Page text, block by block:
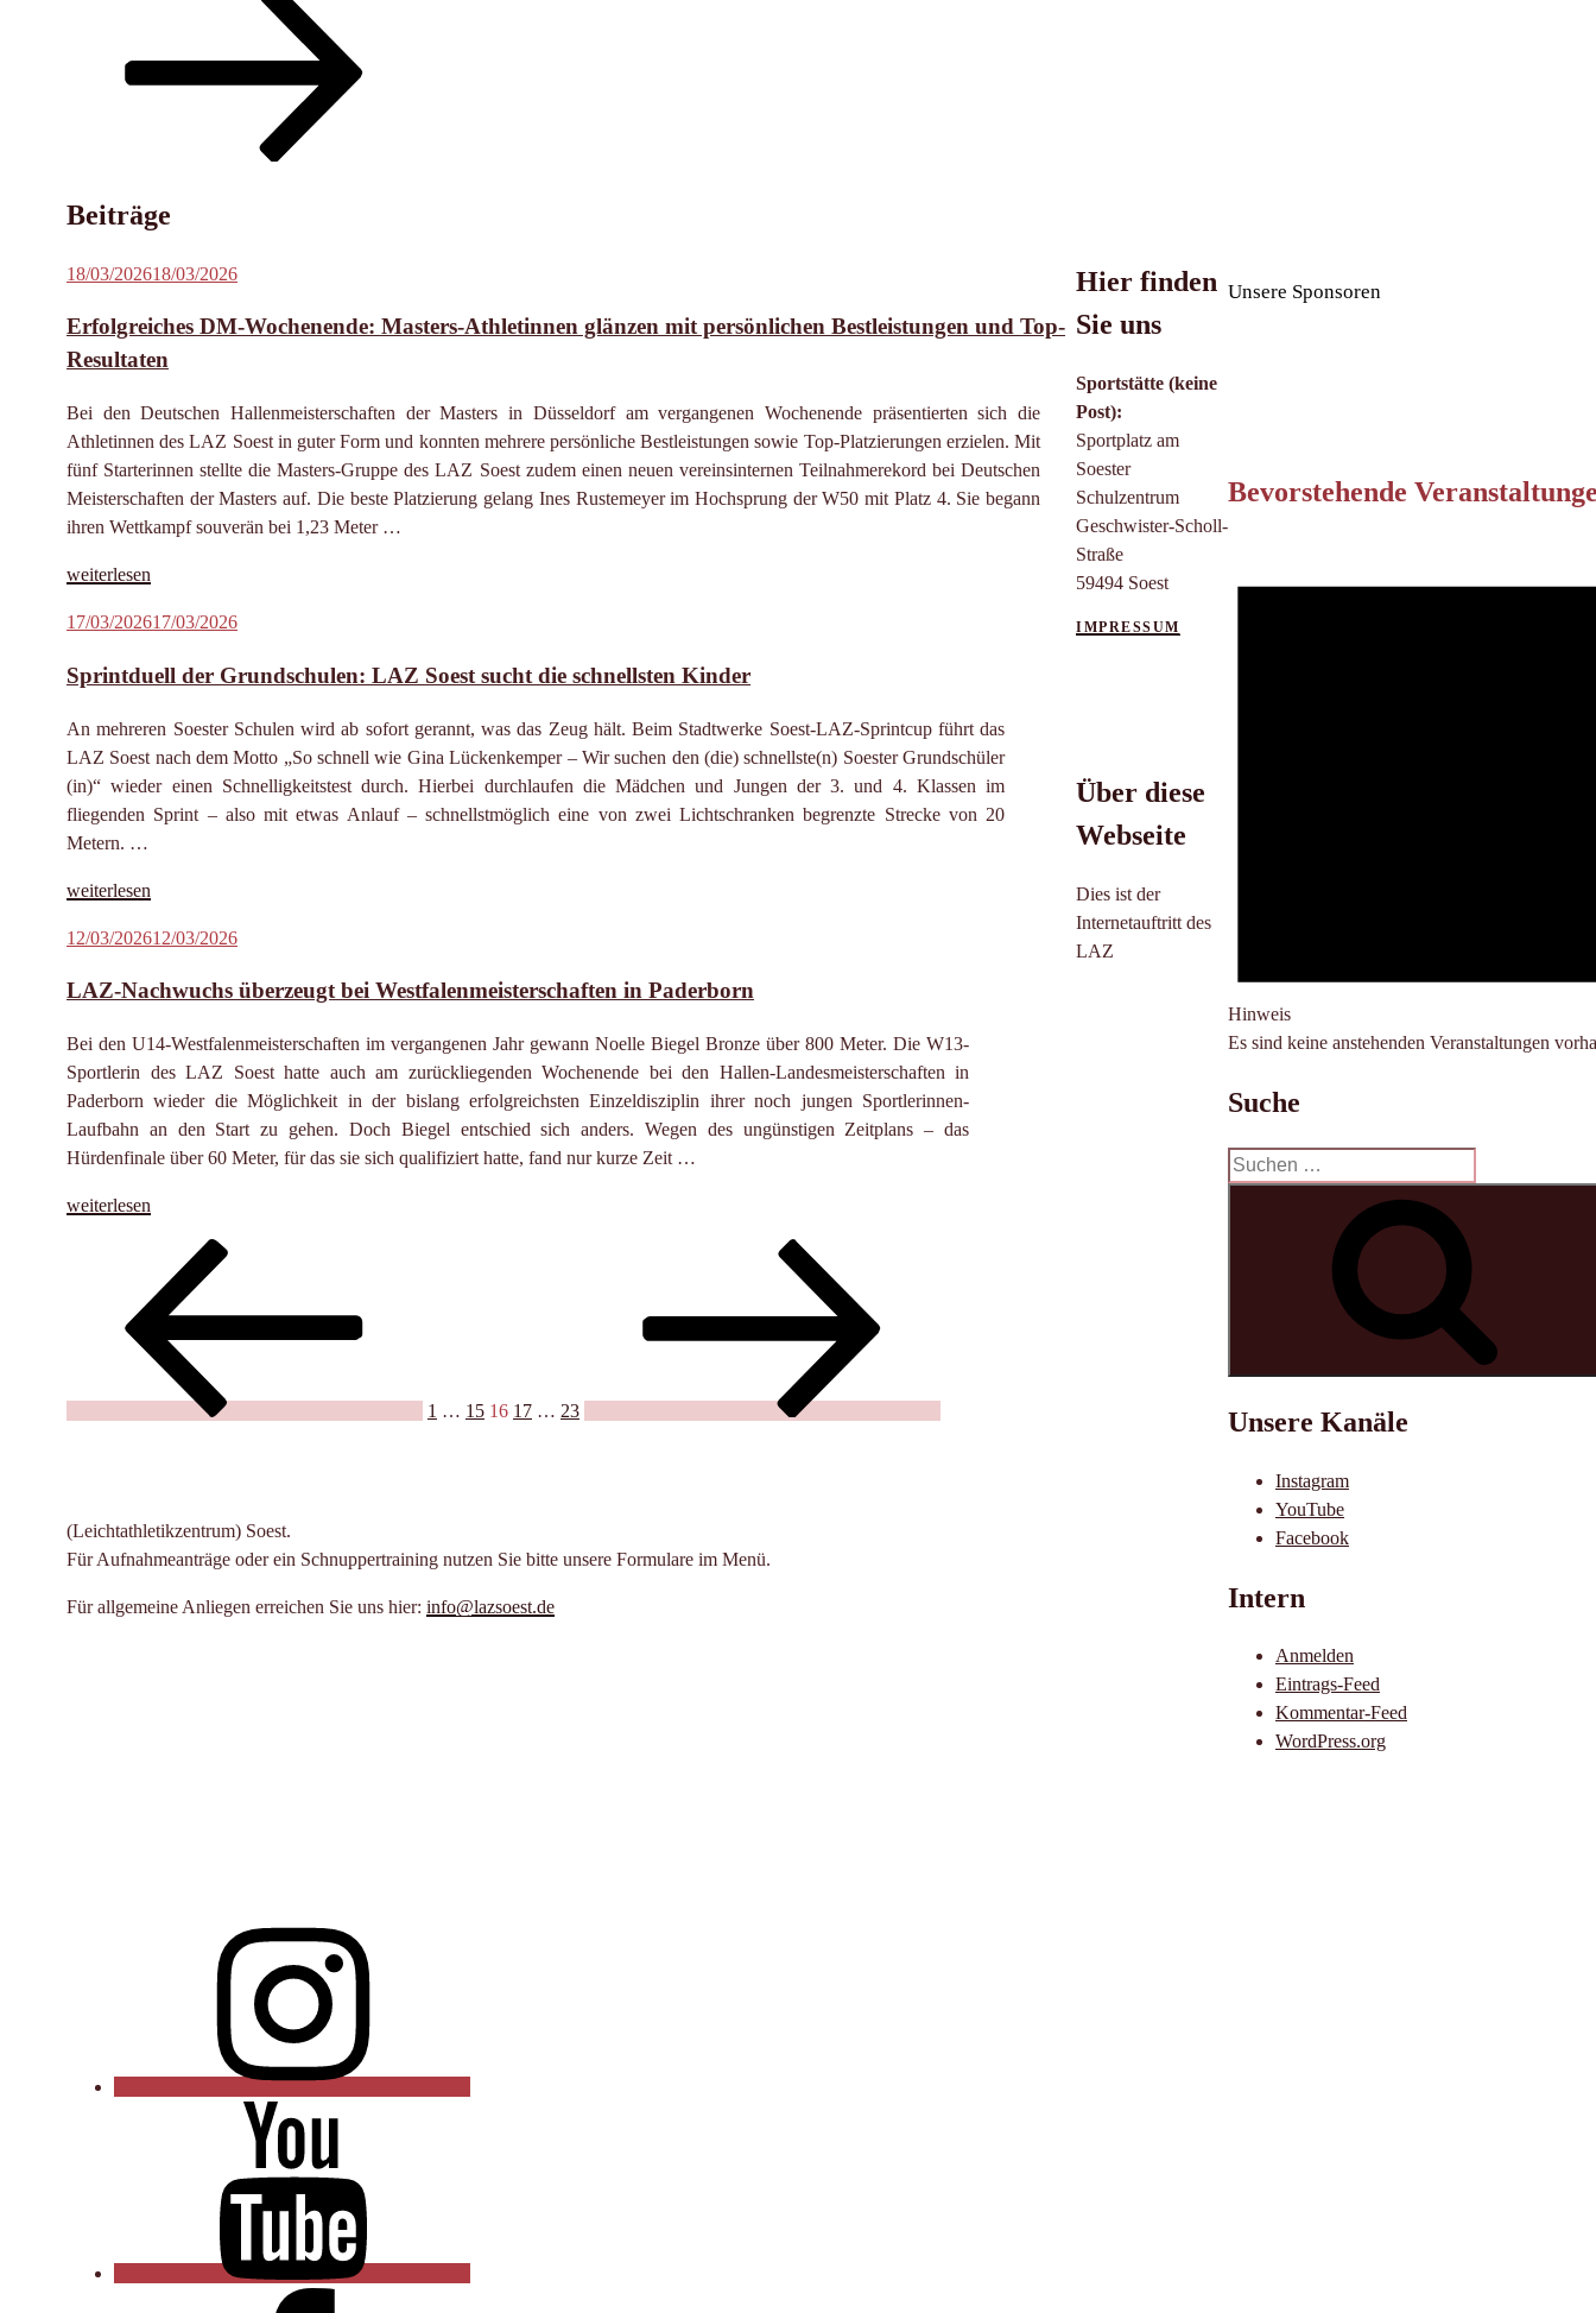
Beiträge
Veröffentlicht
18/03/202618/03/2026
Erfolgreiches DM-Wochenende: Masters-Athletinnen glänzen mit persönlichen Bestleistungen und Top-
Resultaten
Bei den Deutschen Hallenmeisterschaften der Masters in Düsseldorf am vergangenen Wochenende präsentierten sich die
Athletinnen des LAZ Soest in guter Form und konnten mehrere persönliche Bestleistungen sowie Top-Platzierungen erzielen. Mit
fünf Starterinnen stellte die Masters-Gruppe des LAZ Soest zudem einen neuen vereinsinternen Teilnahmerekord bei Deutschen
Meisterschaften der Masters auf. Die beste Platzierung gelang Ines Rustemeyer im Hochsprung der W50 mit Platz 4. Sie begann
ihren Wettkampf souverän bei 1,23 Meter …
„Erfolgreiches
Wochenende:
Athletinnen
Bestleistungen
und
Resultaten“
weiterlesen
Veröffentlicht
17/03/202617/03/2026
Sprintduell der Grundschulen: LAZ Soest sucht die schnellsten Kinder
An mehreren Soester Schulen wird ab sofort gerannt, was das Zeug hält. Beim Stadtwerke Soest-LAZ-Sprintcup führt das
LAZ Soest nach dem Motto „So schnell wie Gina Lückenkemper – Wir suchen den (die) schnellste(n) Soester Grundschüler
(in)“ wieder einen Schnelligkeitstest durch. Hierbei durchlaufen die Mädchen und Jungen der 3. und 4. Klassen im
fliegenden Sprint – also mit etwas Anlauf – schnellstmöglich eine von zwei Lichtschranken begrenzte Strecke von 20
Metern. …
„Sprintduell
Grundschulen:
Soest
schnellsten
weiterlesen
Veröffentlicht
12/03/202612/03/2026
LAZ-Nachwuchs überzeugt bei Westfalenmeisterschaften in Paderborn
Bei den U14-Westfalenmeisterschaften im vergangenen Jahr gewann Noelle Biegel Bronze über 800 Meter. Die W13-
Sportlerin des LAZ Soest hatte auch am zurückliegenden Wochenende bei den Hallen-Landesmeisterschaften in
Paderborn wieder die Möglichkeit in der bislang erfolgreichsten Einzeldisziplin ihrer noch jungen Sportlerinnen-
Laufbahn an den Start zu gehen. Doch Biegel entschied sich anders. Wegen des ungünstigen Zeitplans – das
Hürdenfinale über 60 Meter, für das sie sich qualifiziert hatte, fand nur kurze Zeit …
„LAZ-
Westfalenmeisterschaften
weiterlesen
Seitennummerierung
Beiträge
1 … 15 16 17 … 23
Unsere Sponsoren
Bevorstehende
Hinweis
Es sind keine anstehenden Veranstaltungen
Suche
Suchen
nach:
Unsere Kanäle
Instagram
YouTube
Facebook
Intern
Anmelden
Eintrags-Feed
Kommentar-Feed
WordPress.org
Hier finden
Sie uns
Sportstätte (keine
Post):
Sportplatz am
Soester
Schulzentrum
Geschwister-Scholl-
Straße
59494 Soest
IMPRESSUM
Über diese
Webseite
Dies ist der
Internetauftritt des
LAZ
(Leichtathletikzentrum) Soest.
Für Aufnahmeanträge oder ein Schnuppertraining nutzen Sie bitte unsere Formulare im Menü.
Für allgemeine Anliegen erreichen Sie uns hier: info@lazsoest.de